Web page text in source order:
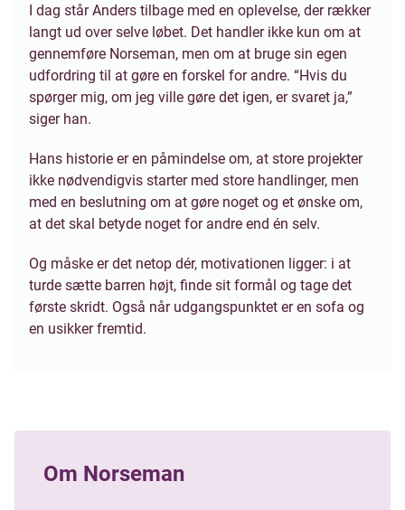
I dag står Anders tilbage med en oplevelse, der rækker
langt ud over selve løbet. Det handler ikke kun om at
gennemføre Norseman, men om at bruge sin egen
udfordring til at gøre en forskel for andre. “Hvis du
spørger mig, om jeg ville gøre det igen, er svaret ja,”
siger han.
Hans historie er en påmindelse om, at store projekter
ikke nødvendigvis starter med store handlinger, men
med en beslutning om at gøre noget og et ønske om,
at det skal betyde noget for andre end én selv.
Og måske er det netop dér, motivationen ligger: i at
turde sætte barren højt, finde sit formål og tage det
første skridt. Også når udgangspunktet er en sofa og
en usikker fremtid.
Om Norseman